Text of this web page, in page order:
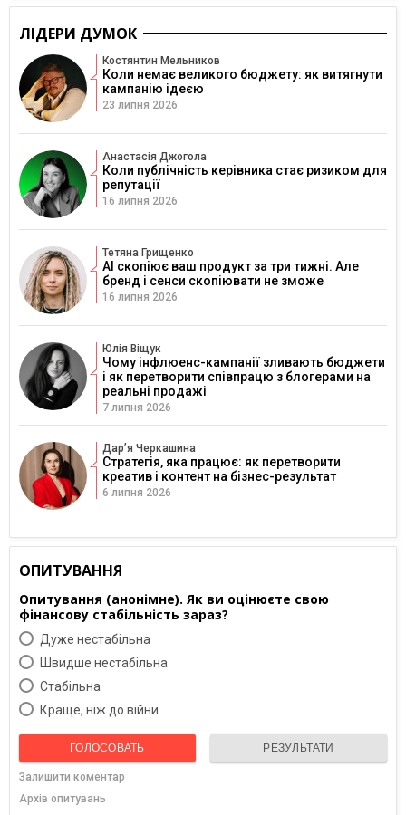
ЛІДЕРИ ДУМОК
Костянтин Мельников
Коли немає великого бюджету: як витягнути
кампанію ідеєю
23 липня 2026
Анастасія Джогола
Коли публічність керівника стає ризиком для
репутації
16 липня 2026
Тетяна Грищенко
AI скопіює ваш продукт за три тижні. Але
бренд і сенси скопіювати не зможе
16 липня 2026
Юлія Віщук
Чому інфлюенс-кампанії зливають бюджети
і як перетворити співпрацю з блогерами на
реальні продажі
7 липня 2026
Дарʼя Черкашина
Стратегія, яка працює: як перетворити
креатив і контент на бізнес-результат
6 липня 2026
ОПИТУВАННЯ
Опитування (анонімне). Як ви оцінюєте свою
фінансову стабільність зараз?
Дуже нестабільна
Швидше нестабільна
Cтабільна
Краще, ніж до війни
ГОЛОСОВАТЬ РЕЗУЛЬТАТИ
Залишити коментар
Архів опитувань